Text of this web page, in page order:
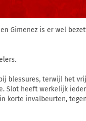
Gimenez is er wel
blessures, terwijl het
Slot heeft werkelijk
korte invalbeurten,